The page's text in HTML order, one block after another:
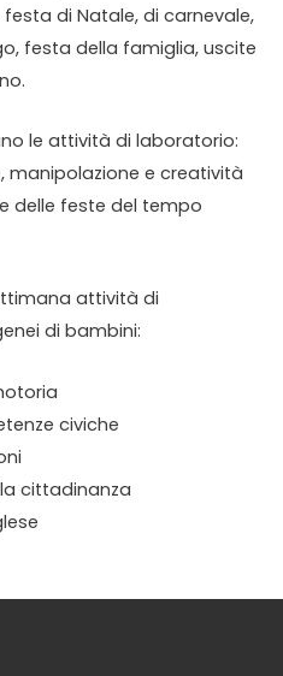
di Natale, di carnevale,
festa della famiglia, uscite
le attività di laboratorio:
manipolazione e creatività
delle feste del tempo
attività di
di bambini:
civiche
cittadinanza